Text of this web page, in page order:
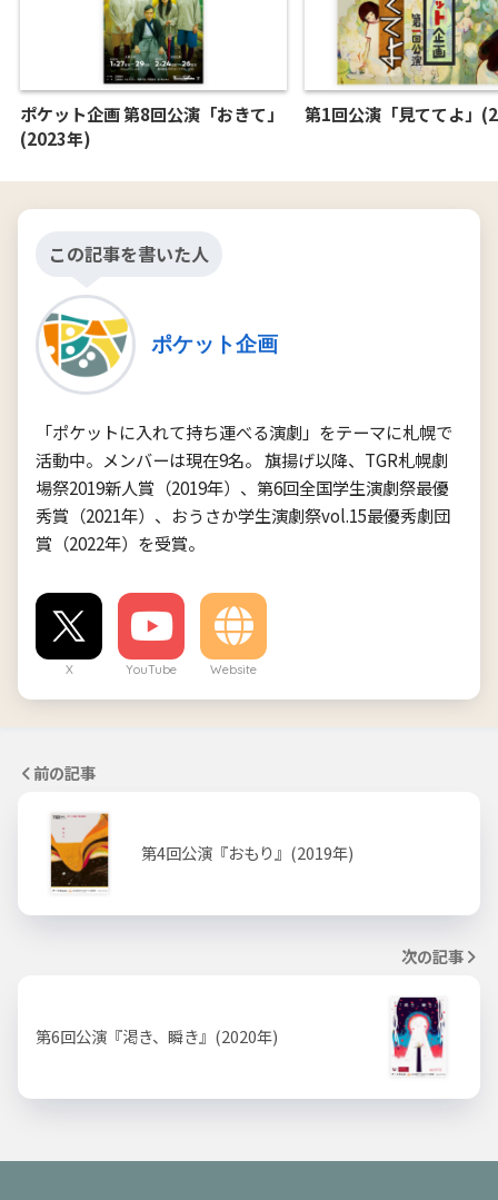
ポケット企画 第8回公演「おきて」
(2023年)
第1回公演「見ててよ」
この記事を書いた人
ポケット企画
「ポケットに入れて持ち運べる演劇」をテーマに札幌で
活動中。メンバーは現在9名。 旗揚げ以降、TGR札幌劇
場祭2019新人賞（2019年）、第6回全国学生演劇祭最優
秀賞（2021年）、おうさか学生演劇祭vol.15最優秀劇団
賞（2022年）を受賞。
X YouTube Website
前の記事
第4回公演『おもり』(2019年)
次の記事
第6回公演『渇き、瞬き』(2020年)